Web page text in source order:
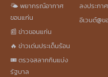
🌤️ พยากรณ์อากาศ
ขอนแก่น
📰 ข่าวขอนแก่น
🔥 ข่าวเด่นประเด็นร้อน
🎟️ ตรวจสลากกินแบ่ง
รัฐบาล
ลงประกา
อีเวนต์@